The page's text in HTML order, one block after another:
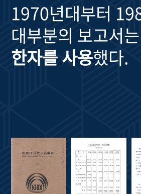
1970년대부터
대부분의 보고서
한자를 사용했다.